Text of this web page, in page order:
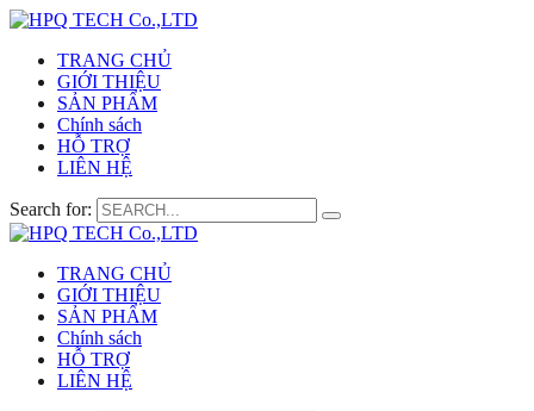
TRANG CHỦ
GIỚI THIỆU
SẢN PHẨM
Chính sách
HỖ TRỢ
LIÊN HỆ
Search for:
TRANG CHỦ
GIỚI THIỆU
SẢN PHẨM
Chính sách
HỖ TRỢ
LIÊN HỆ